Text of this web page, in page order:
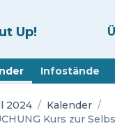
Up!
Infostände
2024 / Kalender /
Kurs zur